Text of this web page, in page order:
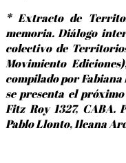
* Extracto de
memoria. Diálogo
colectivo de
Movimiento
compilado por Fabiana
se presenta el
Fitz Roy 1327, CABA.
Pablo Llonto, Ileana